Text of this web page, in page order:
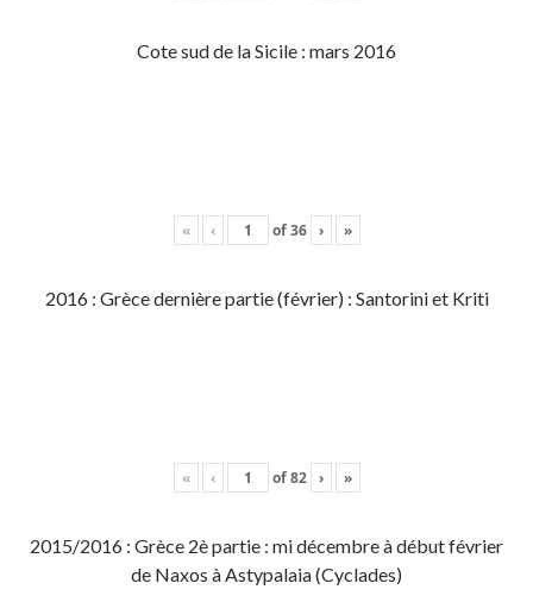
Cote sud de la Sicile : mars 2016
« ‹ of36 › »
2016 : Grèce dernière partie (février) : Santorini et Kriti
« ‹ of82 › »
2015/2016 : Grèce 2è partie : mi décembre à début février
de Naxos à Astypalaia (Cyclades)